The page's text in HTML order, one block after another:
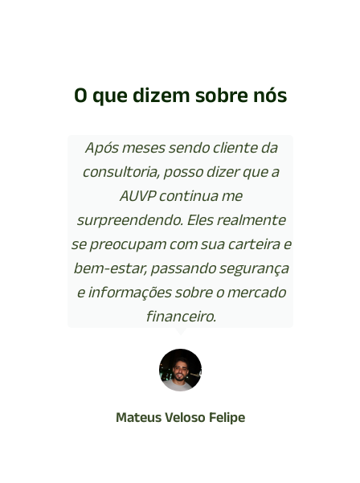
O que dizem sobre nós
Após meses sendo cliente da
consultoria, posso dizer que a
AUVP continua me
surpreendendo. Eles realmente
se preocupam com sua carteira e
bem-estar, passando segurança
e informações sobre o mercado
financeiro.
Mateus Veloso Felipe